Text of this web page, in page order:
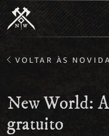
VOLTAR ÀS
New World:
gratuito